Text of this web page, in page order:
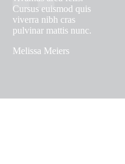
Cursus euismod quis
viverra nibh cras
pulvinar mattis nunc.
Melissa Meiers